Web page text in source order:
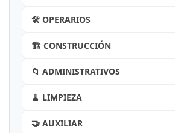
🛠️ OPERARIOS
🏗️ CONSTRUCCIÓN
📁 ADMINISTRATIVOS
🧹 LIMPIEZA
🤝 AUXILIAR